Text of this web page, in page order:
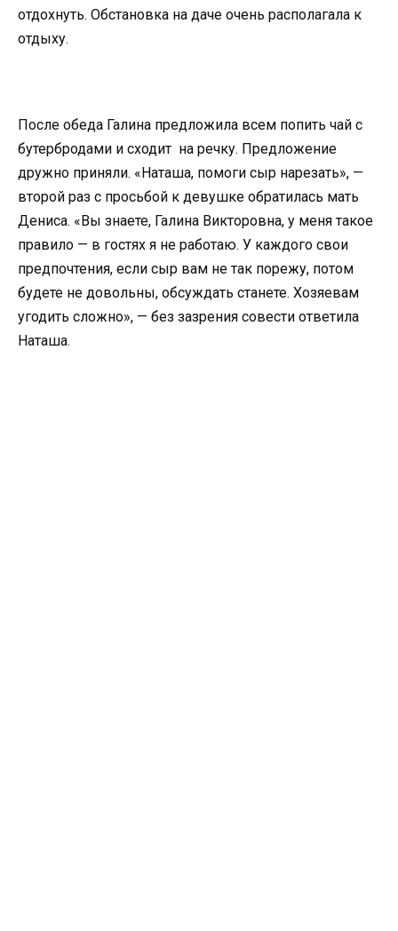
отдохнуть. Обстановка на даче очень располагала к
отдыху.
После обеда Галина предложила всем попить чай с
бутербродами и сходит на речку. Предложение
дружно приняли. «Наташа, помоги сыр нарезать», —
второй раз с просьбой к девушке обратилась мать
Дениса. «Вы знаете, Галина Викторовна, у меня такое
правило — в гостях я не работаю. У каждого свои
предпочтения, если сыр вам не так порежу, потом
будете не довольны, обсуждать станете. Хозяевам
угодить сложно», — без зазрения совести ответила
Наташа.